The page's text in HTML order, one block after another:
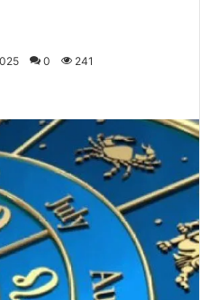
0 241